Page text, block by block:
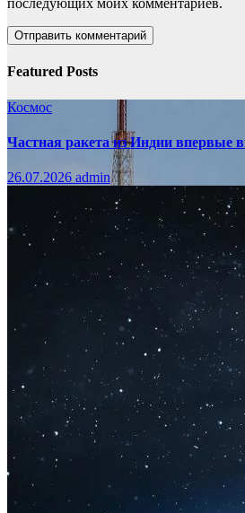
последующих моих комментариев.
Featured Posts
Космос
Частная ракета из Индии впервые
26.07.2026 admin